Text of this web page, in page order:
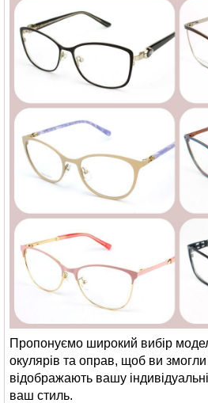
Пропонуємо широкий вибір
окулярів та оправ, щоб ви змогли
відображають вашу
ваш стиль.